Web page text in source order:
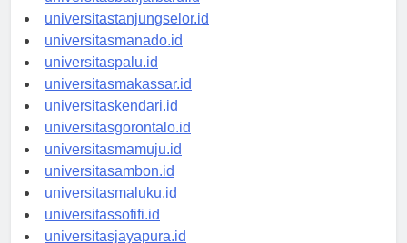
universitasbanjarbaru.id
universitastanjungselor.id
universitasmanado.id
universitaspalu.id
universitasmakassar.id
universitaskendari.id
universitasgorontalo.id
universitasmamuju.id
universitasambon.id
universitasmaluku.id
universitassofifi.id